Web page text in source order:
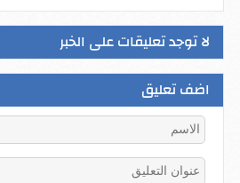
لا توجد تعليقات على الخبر
اضف تعليق